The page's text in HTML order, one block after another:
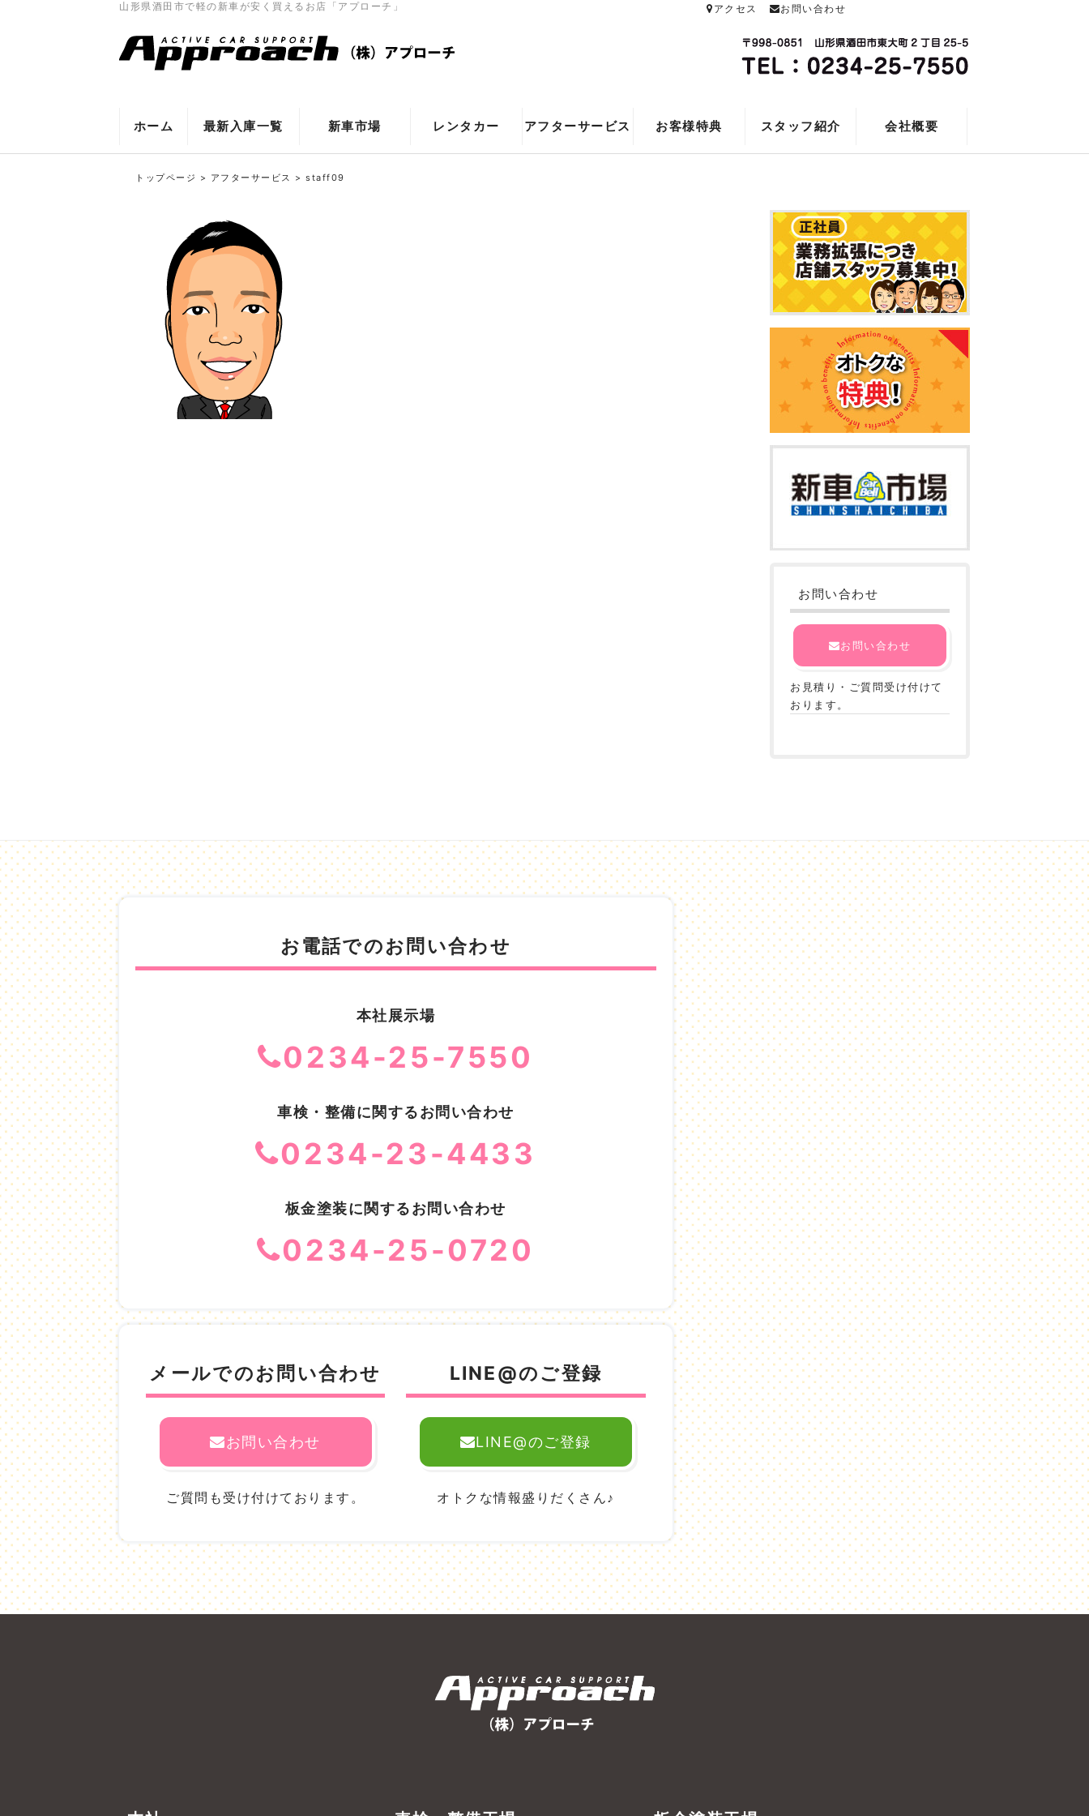
山形県酒田市で軽の新車が安く買えるお店「アプローチ」 アクセス お問い合わせ
ホーム 最新入庫一覧 新車市場 レンタカー アフターサービス お客様特典 スタッフ紹介 会社概要
トップページ > アフターサービス > staff09
お問い合わせ
お問い合わせ
お見積り・ご質問受け付けて
おります。
お電話でのお問い合わせ
本社展示場
0234-25-7550
車検・整備に関するお問い合わせ
0234-23-4433
板金塗装に関するお問い合わせ
0234-25-0720
メールでのお問い合わせ
お問い合わせ
ご質問も受け付けております。
LINE@のご登録
LINE@のご登録
オトクな情報盛りだくさん♪